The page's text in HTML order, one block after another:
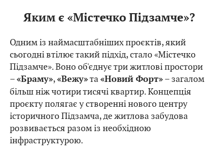
Яким є «Містечко Підзамче»?
Одним із наймасштабніших проєктів, який
сьогодні втілює такий підхід, стало «Містечко
Підзамче». Воно об'єднує три житлові простори
–«Браму»,«Вежу»та«Новий Форт»– загалом
більш ніж чотири тисячі квартир. Концепція
проєкту полягає у створенні нового центру
історичного Підзамча, де житлова забудова
розвивається разом із необхідною
інфраструктурою.